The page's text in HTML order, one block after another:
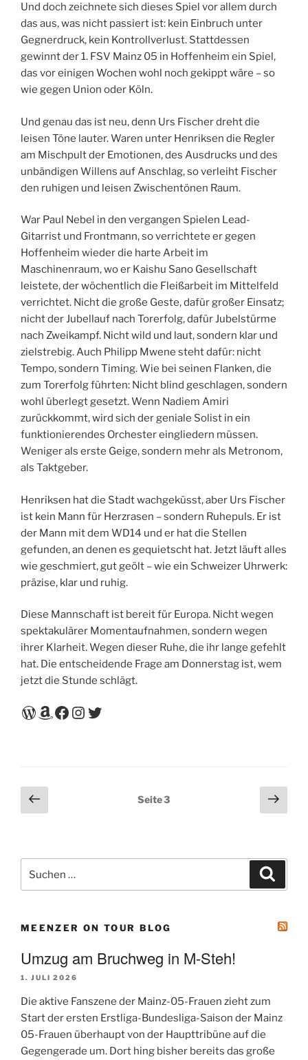
Und doch zeichnete sich dieses Spiel vor allem durch
das aus, was nicht passiert ist: kein Einbruch unter
Gegnerdruck, kein Kontrollverlust. Stattdessen
gewinnt der 1. FSV Mainz 05 in Hoffenheim ein Spiel,
das vor einigen Wochen wohl noch gekippt wäre – so
wie gegen Union oder Köln.
Und genau das ist neu, denn Urs Fischer dreht die
leisen Töne lauter. Waren unter Henriksen die Regler
am Mischpult der Emotionen, des Ausdrucks und des
unbändigen Willens auf Anschlag, so verleiht Fischer
den ruhigen und leisen Zwischentönen Raum.
War Paul Nebel in den vergangen Spielen Lead-
Gitarrist und Frontmann, so verrichtete er gegen
Hoffenheim wieder die harte Arbeit im
Maschinenraum, wo er Kaishu Sano Gesellschaft
leistete, der wöchentlich die Fleißarbeit im Mittelfeld
verrichtet. Nicht die große Geste, dafür großer Einsatz;
nicht der Jubellauf nach Torerfolg, dafür Jubelstürme
nach Zweikampf. Nicht wild und laut, sondern klar und
zielstrebig. Auch Philipp Mwene steht dafür: nicht
Tempo, sondern Timing. Wie bei seinen Flanken, die
zum Torerfolg führten: Nicht blind geschlagen, sondern
wohl überlegt gesetzt. Wenn Nadiem Amiri
zurückkommt, wird sich der geniale Solist in ein
funktionierendes Orchester eingliedern müssen.
Weniger als erste Geige, sondern mehr als Metronom,
als Taktgeber.
Henriksen hat die Stadt wachgeküsst, aber Urs Fischer
ist kein Mann für Herzrasen – sondern Ruhepuls. Er ist
der Mann mit dem WD14 und er hat die Stellen
gefunden, an denen es gequietscht hat. Jetzt läuft alles
wie geschmiert, gut geölt – wie ein Schweizer Uhrwerk:
präzise, klar und ruhig.
Diese Mannschaft ist bereit für Europa. Nicht wegen
spektakulärer Momentaufnahmen, sondern wegen
ihrer Klarheit. Wegen dieser Ruhe, die ihr lange gefehlt
hat. Die entscheidende Frage am Donnerstag ist, wem
jetzt die Stunde schlägt.
WordPress
Amazon
Facebook
Instagram
Twitter
Seitennummerierung
der
Vorherige
Seite
Seite3
nach:
MEENZER ON TOUR BLOG
Umzug am Bruchweg in M-Steh!
1. JULI 2026
Die aktive Fanszene der Mainz-05-Frauen zieht zum
Start der ersten Erstliga-Bundesliga-Saison der Mainz
05-Frauen überhaupt von der Haupttribüne auf die
Gegengerade um. Dort hing bisher bereits das große